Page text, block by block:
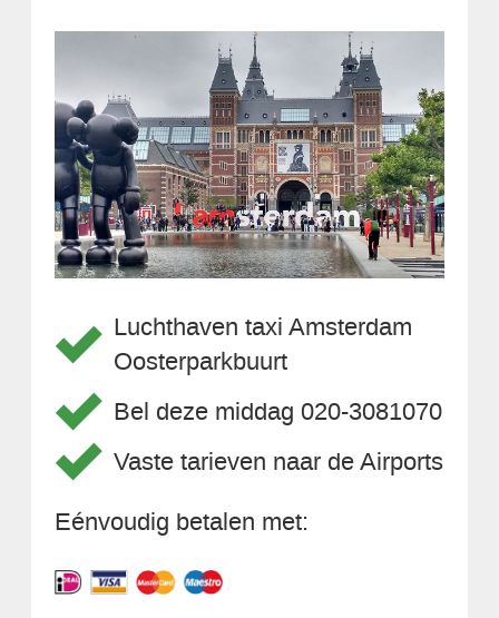
Luchthaven taxi Amsterdam
Oosterparkbuurt
Bel deze middag 020-3081070
Vaste tarieven naar de Airports
Eénvoudig betalen met: